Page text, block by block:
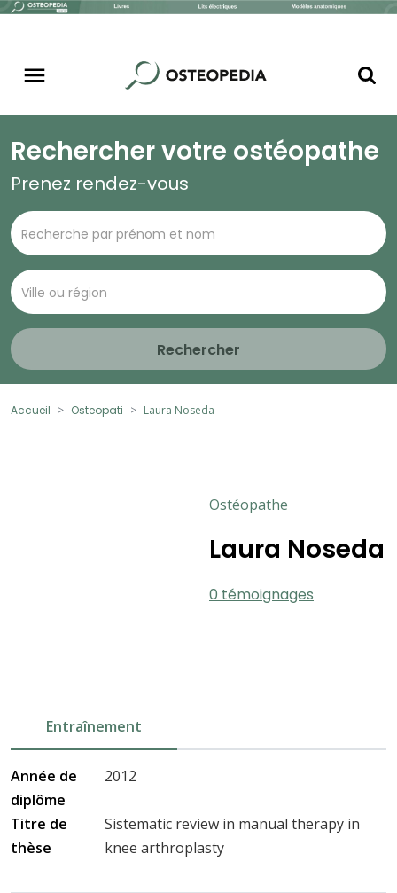
Rechercher votre ostéopathe
Prenez rendez-vous
Rechercher
Accueil Osteopati Laura Noseda
Ostéopathe
Laura Noseda
0 témoignages
Entraînement
Année de
diplôme
2012
Titre de
thèse
Sistematic review in manual therapy in
knee arthroplasty